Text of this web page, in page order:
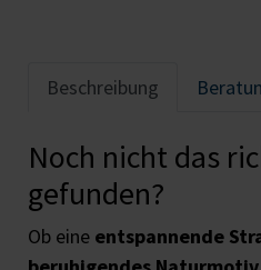
Beschreibung
Noch nicht das
gefunden?
Ob eine entspannende